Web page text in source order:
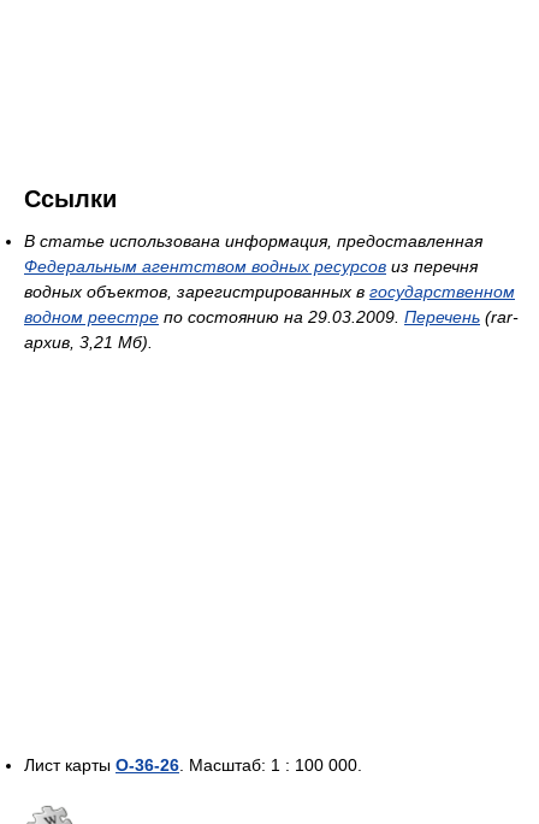
Ссылки
В статье использована информация, предоставленная
Федеральным агентством водных ресурсов из перечня
водных объектов, зарегистрированных в государственном
водном реестре по состоянию на 29.03.2009. Перечень (rar-
архив, 3,21 Мб).
Лист карты O-36-26 . Масштаб: 1 : 100 000